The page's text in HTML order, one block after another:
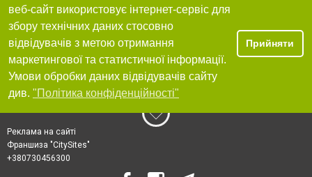
веб-сайт використовує інтернет-сервіс для
збору технічних даних стосовно
відвідувачів з метою отримання
маркетингової та статистичної інформації.
Умови обробки даних відвідувачів сайту
див. "Політика конфіденційності"
Прийняти
Реклама на сайті
Франшиза "CitySites"
+380730456300